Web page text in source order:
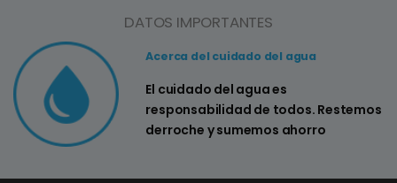
DATOS IMPORTANTES
Acerca del cuidado del agua
El cuidado del agua es
responsabilidad de todos. Restemos
derroche y sumemos ahorro